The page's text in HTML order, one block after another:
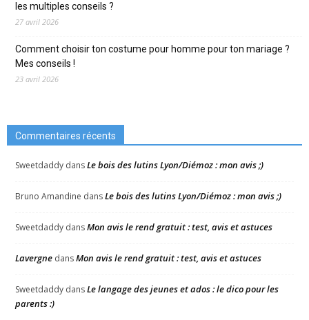
les multiples conseils ?
27 avril 2026
Comment choisir ton costume pour homme pour ton mariage ?
Mes conseils !
23 avril 2026
Commentaires récents
Sweetdaddy dansLe bois des lutins Lyon/Diémoz : mon avis ;)
Bruno Amandine dansLe bois des lutins Lyon/Diémoz : mon avis ;)
Sweetdaddy dansMon avis le rend gratuit : test, avis et astuces
Lavergne dansMon avis le rend gratuit : test, avis et astuces
Sweetdaddy dansLe langage des jeunes et ados : le dico pour les
parents :)